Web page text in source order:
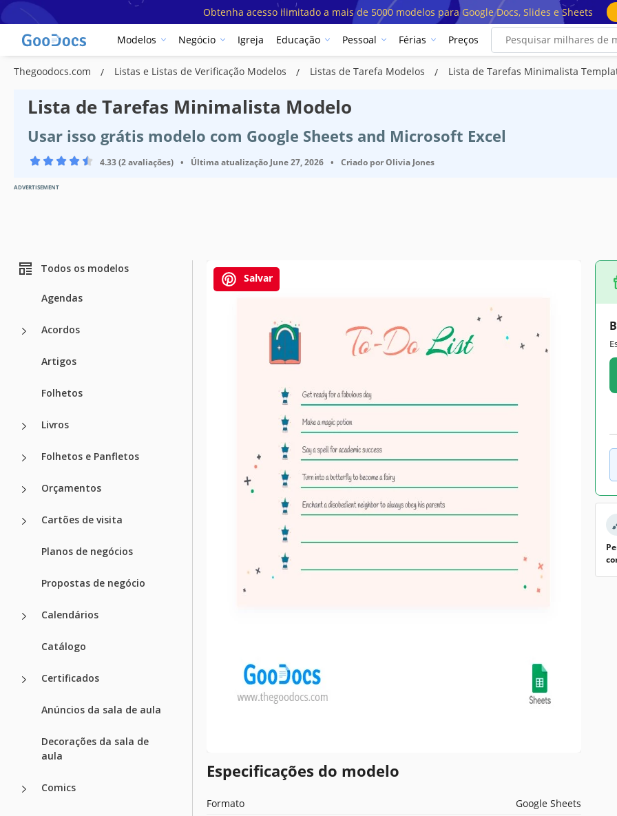
Obtenha acesso ilimitado a mais de 5000 modelos para Google Docs, Slides e Sheets
Modelos Negócio Igreja Educação Pessoal Férias Preços
Thegoodocs.com Listas e Listas de Verificação Modelos Listas de Tarefa Modelos Lista de Tarefas Minimalista
Lista de Tarefas Minimalista Modelo
Usar isso grátis modelo com Google Sheets and Microsoft Excel
4.33 (2 avaliações) • Última atualização June 27, 2026 • Criado porOlivia Jones
ADVERTISEMENT
Todos os modelos
Agendas
Acordos
Artigos
Folhetos
Livros
Folhetos e Panfletos
Orçamentos
Cartões de visita
Planos de negócios
Propostas de negócio
Calendários
Catálogo
Certificados
Anúncios da sala de aula
Decorações da sala de
aula
Comics
Salvar
Especificações do modelo
Formato
Google Sheets